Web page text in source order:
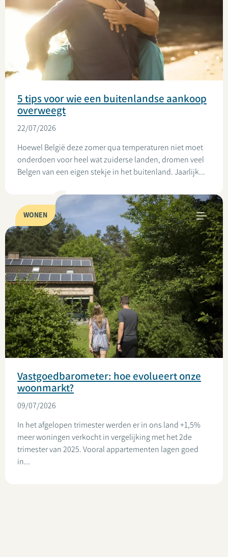
5 tips voor wie een buitenlandse aankoop
overweegt
22/07/2026
Hoewel België deze zomer qua temperaturen niet moet
onderdoen voor heel wat zuiderse landen, dromen veel
Belgen van een eigen stekje in het buitenland. Jaarlijk...
WONEN
Vastgoedbarometer: hoe evolueert onze
woonmarkt?
09/07/2026
In het afgelopen trimester werden er in ons land +1,5%
meer woningen verkocht in vergelijking met het 2de
trimester van 2025. Vooral appartementen lagen goed
in...